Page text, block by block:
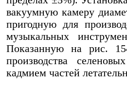
вакуумную камеру
пригодную для
музыкальных
Показанную на рис.
производства
кадмием частей